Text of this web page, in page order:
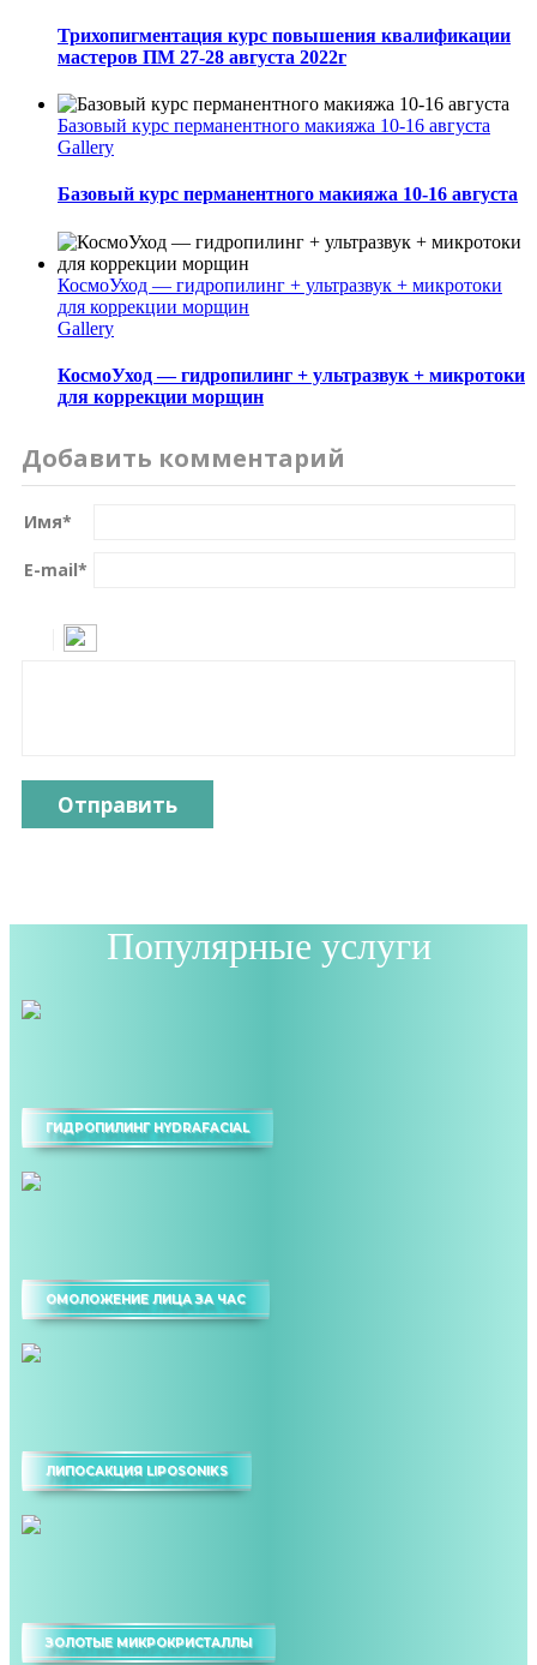
Трихопигментация курс повышения квалификации
мастеров ПМ 27-28 августа 2022г
Базовый курс перманентного макияжа 10-16 августа
Gallery
Базовый курс перманентного макияжа 10-16 августа
КосмоУход — гидропилинг + ультразвук + микротоки
для коррекции морщин
Gallery
КосмоУход — гидропилинг + ультразвук + микротоки
для коррекции морщин
Добавить комментарий
Имя*
E-mail*
Отправить
Популярные услуги
ГИДРОПИЛИНГ HYDRAFACIAL
ОМОЛОЖЕНИЕ ЛИЦА ЗА ЧАС
ЛИПОСАКЦИЯ LIPOSONIKS
ЗОЛОТЫЕ МИКРОКРИСТАЛЛЫ